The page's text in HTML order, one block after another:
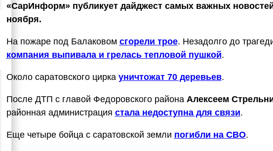
«СарИнформ» публикует дайджест самых важных
ноября.
На пожаре под Балаковом сгорели трое. Незадолго до
компания выпивала и грелась тепловой пушкой.
Около саратовского цирка уничтожат 70 деревьев.
После ДТП с главой Федоровского района Алексеем
районная администрация стала недоступна для связи.
Еще четыре бойца с саратовской земли погибли на СВО.